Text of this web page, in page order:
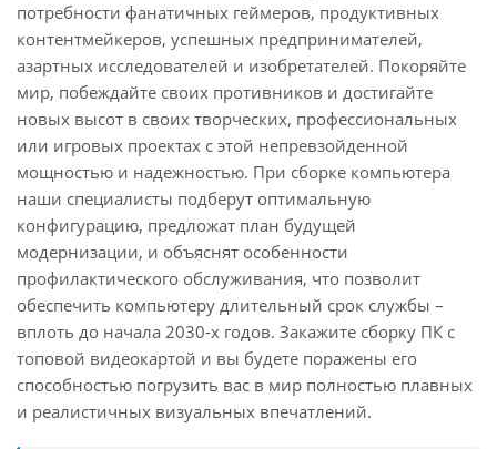
потребности фанатичных геймеров, продуктивных
контентмейкеров, успешных предпринимателей,
азартных исследователей и изобретателей. Покоряйте
мир, побеждайте своих противников и достигайте
новых высот в своих творческих, профессиональных
или игровых проектах с этой непревзойденной
мощностью и надежностью. При сборке компьютера
наши специалисты подберут оптимальную
конфигурацию, предложат план будущей
модернизации, и объяснят особенности
профилактического обслуживания, что позволит
обеспечить компьютеру длительный срок службы –
вплоть до начала 2030-х годов. Закажите сборку ПК с
топовой видеокартой и вы будете поражены его
способностью погрузить вас в мир полностью плавных
и реалистичных визуальных впечатлений.